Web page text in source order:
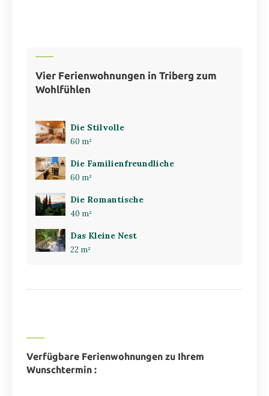
Vier Ferienwohnungen in Triberg zum
Wohlfühlen
Die Stilvolle
60 m²
Die Familienfreundliche
60 m²
Die Romantische
40 m²
Das Kleine Nest
22 m²
Verfügbare Ferienwohnungen zu Ihrem
Wunschtermin :